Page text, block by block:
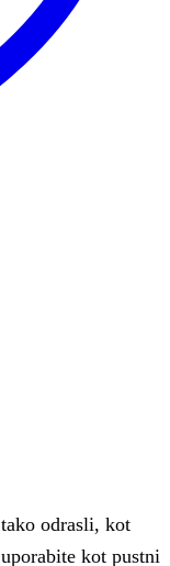
odrasli, kot
kot pustni